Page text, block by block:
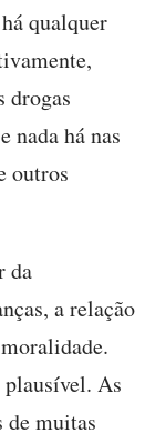
qualquer
drogas
nada há nas
outros
da
a relação
plausível. As
de muitas